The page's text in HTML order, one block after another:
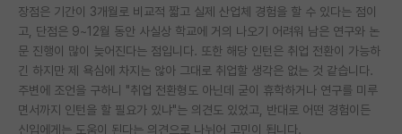
반도체/AI 게시판
장학금/장학생 게시판
학술 정보 게시판
장점은 기간이 3개월로 비교적 짧고 실제 산업체 경험을 할 수 있다는 점이
고, 단점은 9~12월 동안 사실상 학교에 거의 나오기 어려워 남은 연구와 논
문 진행이 많이 늦어진다는 점입니다. 또한 해당 인턴은 취업 전환이 가능하
긴 하지만 제 욕심에 차지는 않아 그대로 취업할 생각은 없는 것 같습니다.
주변에 조언을 구하니 "취업 전환형도 아닌데 굳이 휴학하거나 연구를 미루
면서까지 인턴을 할 필요가 있냐"는 의견도 있었고, 반대로 어떤 경험이든
신입에게는 도움이 된다는 의견으로 나뉘어 고민이 됩니다.